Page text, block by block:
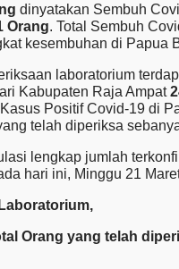
dinyatakan Sembuh
Orang. Total Sembuh
kesembuhan di Papua
laboratorium
Kabupaten Raja Ampat
Kasus Positif Covid-19 di
telah diperiksa
lengkap jumlah
hari ini, Minggu 21
Orang yang telah